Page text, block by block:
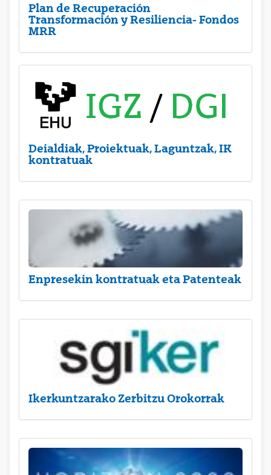
Plan de Recuperación
Transformación y Resiliencia- Fondos
MRR
Deialdiak, Proiektuak, Laguntzak, IK
kontratuak
Enpresekin kontratuak eta Patenteak
Ikerkuntzarako Zerbitzu Orokorrak